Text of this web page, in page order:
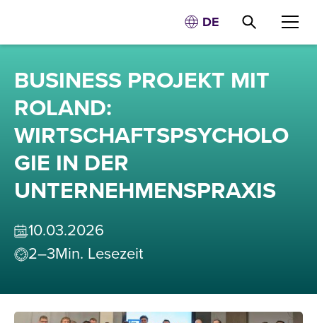
DE
BUSINESS PROJEKT MIT
ROLAND:
WIRTSCHAFTSPSYCHOLO
GIE IN DER
UNTERNEHMENSPRAXIS
10.03.2026
2–3Min. Lesezeit